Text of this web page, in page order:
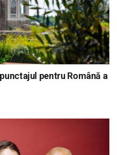
pentru Română a